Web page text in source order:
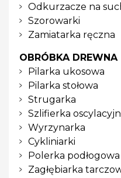
Odkurzacze na
Szorowarki
Zamiatarka ręczna
OBRÓBKA DREWNA
Pilarka ukosowa
Pilarka stołowa
Strugarka
Szlifierka
Wyrzynarka
Cykliniarki
Polerka podłogowa
Zagłębiarka